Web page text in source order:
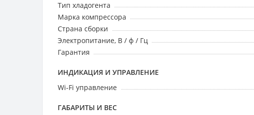
Тип хладогента
Марка компрессора
Страна сборки
Электропитание, В / ф / Гц
Гарантия
ИНДИКАЦИЯ И УПРАВЛЕНИЕ
Wi-Fi управление
ГАБАРИТЫ И ВЕС